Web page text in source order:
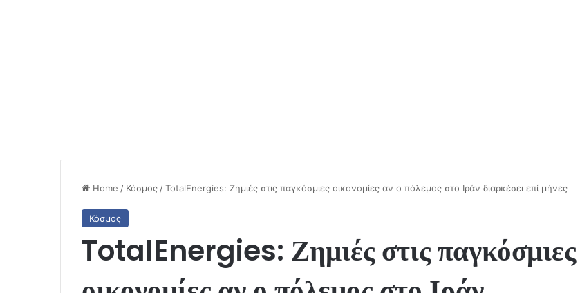
Home / Κόσμος /TotalEnergies: Ζημιές στις παγκόσμιες οικονομίες αν ο πόλεμος στο Ιράν διαρκέσει επί μήνες
Κόσμος
TotalEnergies: Ζημιές στις παγκόσμιες